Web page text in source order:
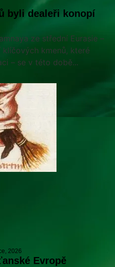
byli dealeři konopí
ze střední Eurasie –
kmenů, které
– se v této době...
2026
Evropě